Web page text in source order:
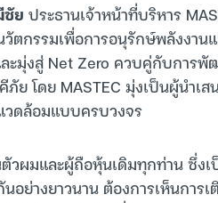
ย ประธานเจ้าหน้าที่บริหาร
กรรมเพื่อการอนุรักษ์พลังงาน
ะมุ่งสู่ Net Zero ควบคู่กับการ
ย โดย MASTEC มุ่งเป็นผู้นำเ
ดล้อมแบบครบวงจร
วผมและผู้ถือหุ้นเดิมทุกท่าน ซึ่ง
อย่างยาวนาน ต้องการเห็นกา